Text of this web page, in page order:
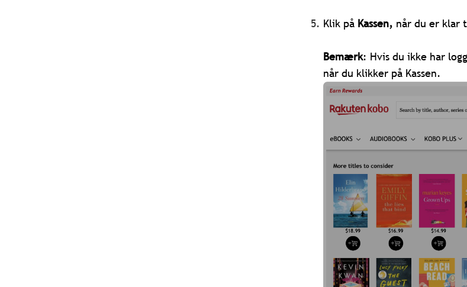
Klik på Kassen, når du er klar
Bemærk: Hvis du ikke har
når du klikker på Kassen.